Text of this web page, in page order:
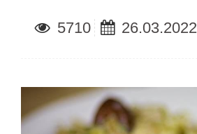
5710 26.03.2022